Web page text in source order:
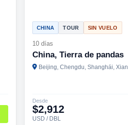
CHINA TOUR SIN VUELO
10 días
China, Tierra de pandas
Beijing, Chengdu, Shanghái, Xian
Desde
$2,912
USD / DBL